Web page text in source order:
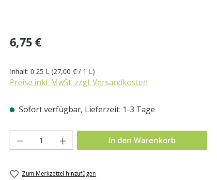
Regulärer Preis:
6,75 €
Inhalt: 0.25 L (27,00 € / 1 L)
Preise inkl. MwSt. zzgl. Versandkosten
Sofort verfügbar, Lieferzeit: 1-3 Tage
Produkt Anzahl: Gib den gewünschten
In den Warenkorb
Zum Merkzettel hinzufügen